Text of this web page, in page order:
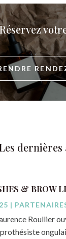
Réservez
dernières
& BROW
|
Roullier